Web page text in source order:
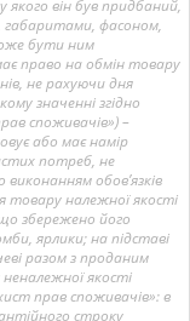
якого він був придбаний,
габаритами, фасоном,
бути ним
право на обмін товару
не рахуючи дня
значенні згідно
споживачів») –
або має намір
потреб, не
обов’язків
товару належної якості
збережено його
ярлики; на підставі
разом з проданим
якості
прав споживачів»: в
строку